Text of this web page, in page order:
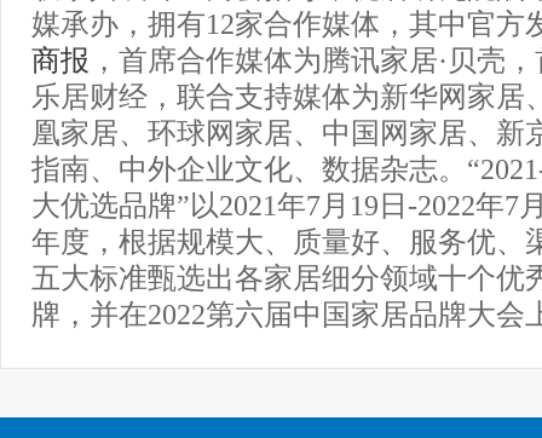
媒承办，拥有12家合作媒体，其中官方
商报 ，首席合作媒体为腾讯家居·贝壳
乐居财经，联合支持媒体为新华网家居
凰家居、环球网家居、中国网家居、新
指南、中外企业文化、数据杂志。
大优选品牌”以2021年7月19日-2022年7
年度，根据规模大、质量好、服务优、
五大标准甄选出各家居细分领域十个优
牌，并在2022第六届中国家居品牌大会